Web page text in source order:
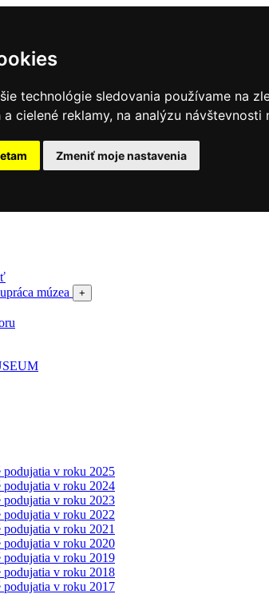
technológie sledovania používame na
cielené reklamy, na analýzu
Zmeniť moje nastavenia
múzea
+
podujatia v roku 2025
podujatia v roku 2024
podujatia v roku 2023
podujatia v roku 2022
podujatia v roku 2021
podujatia v roku 2020
podujatia v roku 2019
podujatia v roku 2018
podujatia v roku 2017